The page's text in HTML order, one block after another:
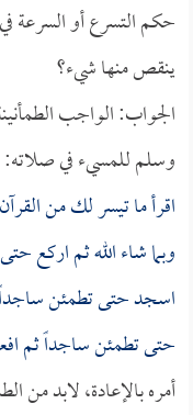
حكم التسرع أو السرعة
ينقص منها شيء؟
الجواب: الواجب
وسلم للمسيء في
اقرأ ما تيسر لك من
وبما شاء الله ثم اركع
اسجد حتى تطمئن
حتى تطمئن ساجداً ثم
أمره بالإعادة، لابد من